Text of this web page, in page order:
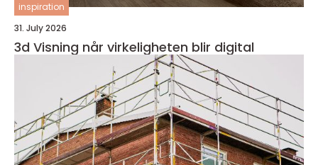
inspiration
31. July 2026
3d Visning når virkeligheten blir digital